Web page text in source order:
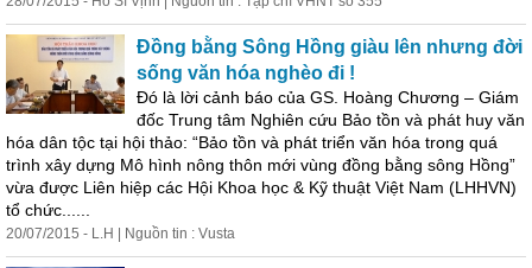
Đồng bằng Sông Hồng giàu lên nhưng đời
sống văn hóa nghèo đi !
Đó là lời cảnh báo của GS. Hoàng Chương – Giám
đốc Trung tâm Nghiên cứu Bảo tồn và phát huy văn
hóa dân tộc tại hội thảo: “Bảo tồn và phát triển văn hóa trong quá
trình xây dựng Mô hình nông thôn mới vùng đồng bằng sông Hồng”
vừa được Liên hiệp các Hội Khoa học & Kỹ thuật Việt Nam (LHHVN)
tổ chức......
20/07/2015 - L.H | Nguồn tin : Vusta